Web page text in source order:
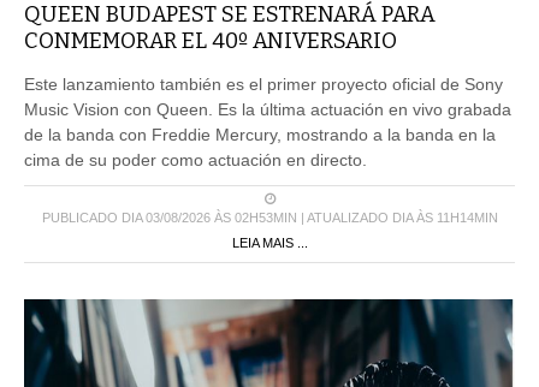
QUEEN BUDAPEST SE ESTRENARÁ PARA
CONMEMORAR EL 40º ANIVERSARIO
Este lanzamiento también es el primer proyecto oficial de Sony
Music Vision con Queen. Es la última actuación en vivo grabada
de la banda con Freddie Mercury, mostrando a la banda en la
cima de su poder como actuación en directo.
PUBLICADO DIA 03/08/2026 ÀS 02H53MIN | ATUALIZADO DIA ÀS 11H14MIN
LEIA MAIS ...